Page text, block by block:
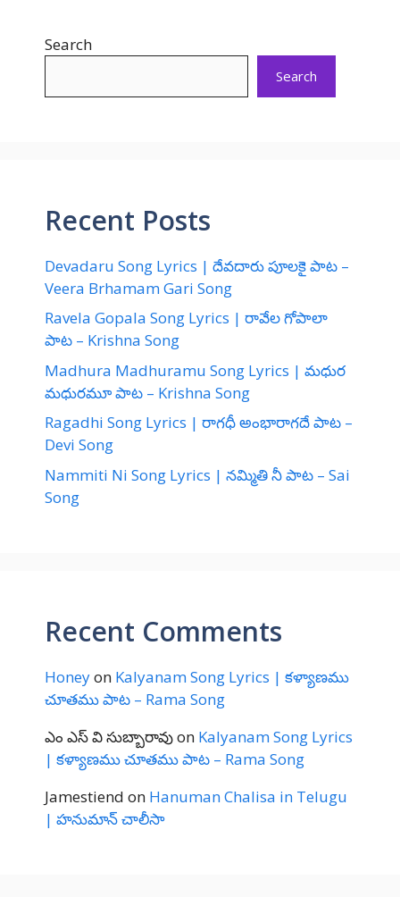
Search
Search
Recent Posts
Devadaru Song Lyrics | దేవదారు పూలకై పాట –
Veera Brhamam Gari Song
Ravela Gopala Song Lyrics | రావేల గోపాలా
పాట – Krishna Song
Madhura Madhuramu Song Lyrics | మధుర
మధురమూ పాట – Krishna Song
Ragadhi Song Lyrics | రాగధీ అంభారాగదే పాట –
Devi Song
Nammiti Ni Song Lyrics | నమ్మితి నీ పాట – Sai
Song
Recent Comments
Honeyon Kalyanam Song Lyrics | కళ్యాణము
చూతము పాట – Rama Song
ఎం ఎస్ వి సుబ్బారావుon Kalyanam Song Lyrics
| కళ్యాణము చూతము పాట – Rama Song
Jamestiend on Hanuman Chalisa in Telugu
| హనుమాన్ చాలీసా